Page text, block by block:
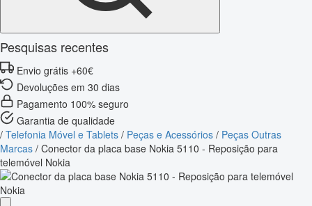
Pesquisas recentes
Envio grátis +60€
Devoluções em 30 dias
Pagamento 100% seguro
Garantia de qualidade
/ Telefonia Móvel e Tablets / Peças e Acessórios / Peças Outras
Marcas / Conector da placa base Nokia 5110 - Reposição para
telemóvel Nokia